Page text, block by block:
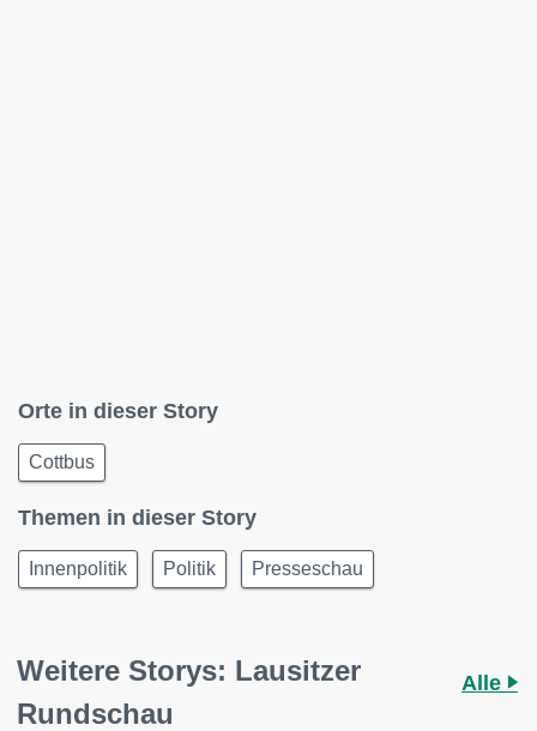
Orte in dieser Story
Cottbus
Themen in dieser Story
Innenpolitik Politik Presseschau
Weitere Storys: Lausitzer
Rundschau
Alle